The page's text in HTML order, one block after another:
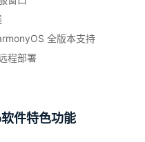
全版本支持
程部署
件特色功能